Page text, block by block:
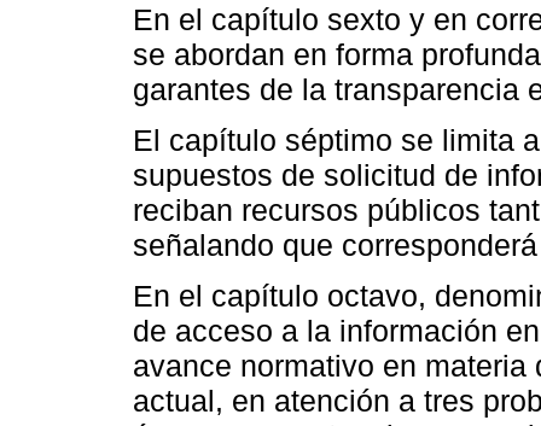
En el capítulo sexto y en
se abordan en forma
garantes de la transparencia
El capítulo séptimo se limita
supuestos de solicitud de
reciban recursos públicos
señalando que
En el capítulo octavo,
de acceso a la información
avance normativo en
actual, en atención a tres